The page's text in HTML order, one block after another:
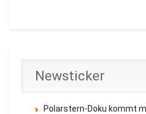
Newsticker
Polarstern-Doku kommt